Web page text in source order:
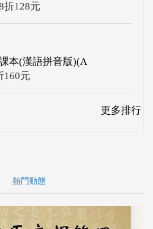
折128元
本(漢語拼音版)(A
160元
更多排行
熱門動態